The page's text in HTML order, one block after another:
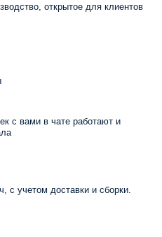
открытое для клиентов
с вами в чате работают и
с учетом доставки и сборки.